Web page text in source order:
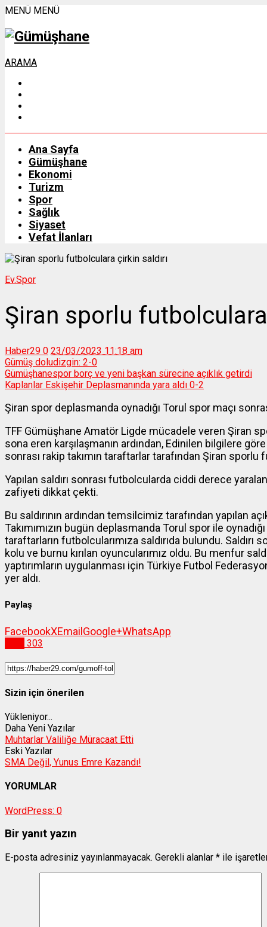
MENÜ MENÜ
ARAMA
Ana Sayfa
Gümüşhane
Ekonomi
Turizm
Spor
Sağlık
Siyaset
Vefat İlanları
Ev.Spor
Şiran sporlu
Haber29 0 23/03/2023 11:18 am
Gümüş doludizgin: 2-0
Gümüşhanespor borç ve yeni başkan sürecine açıklık getirdi
Kaplanlar Eskişehir Deplasmanında yara aldı 0-2
Şiran spor deplasmanda oynadığı Torul spor maçı
TFF Gümüşhane Amatör Ligde mücadele veren Şiran
sona eren karşılaşmanın ardından, Edinilen bilgilere
sonrası rakip takımın taraftarlar tarafından Şiran sporlu
Yapılan saldırı sonrası futbolcularda ciddi derece
zafiyeti dikkat çekti.
Bu saldırının ardından temsilcimiz tarafından yapılan
Takımımızın bugün deplasmanda Torul spor ile
taraftarların futbolcularımıza saldırıda bulundu. Saldırı
kolu ve burnu kırılan oyuncularımız oldu. Bu menfur
yaptırımların uygulanması için Türkiye Futbol
yer aldı.
Paylaş
FacebookXEmail Google+WhatsApp
303
Sizin için önerilen
Yükleniyor...
Daha Yeni Yazılar
Muhtarlar Valiliğe Müracaat Etti
Eski Yazılar
SMA Değil, Yunus Emre Kazandı!
YORUMLAR
WordPress: 0
Bir yanıt yazın
E-posta adresiniz yayınlanmayacak. Gerekli alanlar * ile